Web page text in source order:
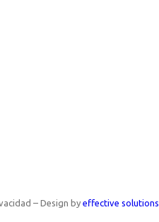
– Design by effective solutions